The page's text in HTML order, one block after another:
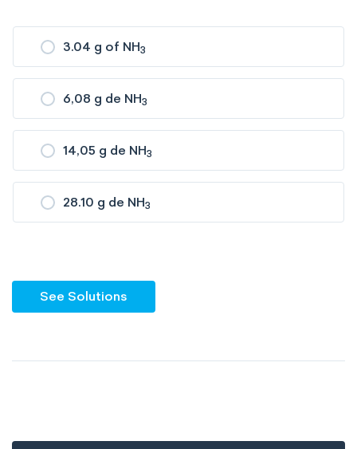
3.04 g of NH3
6,08 g de NH3
14,05 g de NH3
28.10 g de NH3
See Solutions